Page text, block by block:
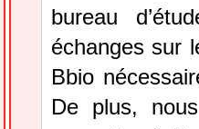
bureau
échanges sur
Bbio
De plus,